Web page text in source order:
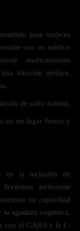
para mujeres
con un médico
medicamentos
afección médica.
de color natural.
en un lugar fresco y
en la inclusión de
Sceletium tortuosum
su capacidad
la agudeza cognitiva.
con el GABA y la L-